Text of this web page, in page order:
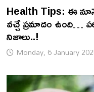
Health Tips: ఈ
వచ్చే ప్రమాదం
నిజాలు..!
Monday, 6 January